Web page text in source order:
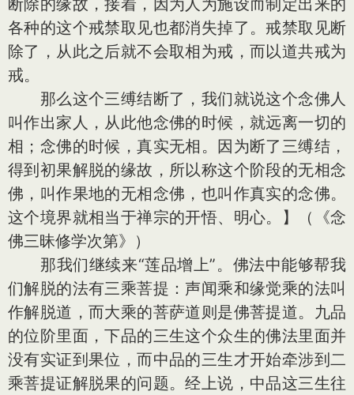
断除的缘故，接着，因为人为施设而制定出来的
各种的这个戒禁取见也都消失掉了。戒禁取见断
除了，从此之后就不会取相为戒，而以道共戒为
戒。
那么这个三缚结断了，我们就说这个念佛人
叫作出家人，从此他念佛的时候，就远离一切的
相；念佛的时候，真实无相。因为断了三缚结，
得到初果解脱的缘故，所以称这个阶段的无相念
佛，叫作果地的无相念佛，也叫作真实的念佛。
这个境界就相当于禅宗的开悟、明心。】（《念
佛三昧修学次第》）
那我们继续来“莲品增上”。佛法中能够帮我
们解脱的法有三乘菩提：声闻乘和缘觉乘的法叫
作解脱道，而大乘的菩萨道则是佛菩提道。九品
的位阶里面，下品的三生这个众生的佛法里面并
没有实证到果位，而中品的三生才开始牵涉到二
乘菩提证解脱果的问题。经上说，中品这三生往